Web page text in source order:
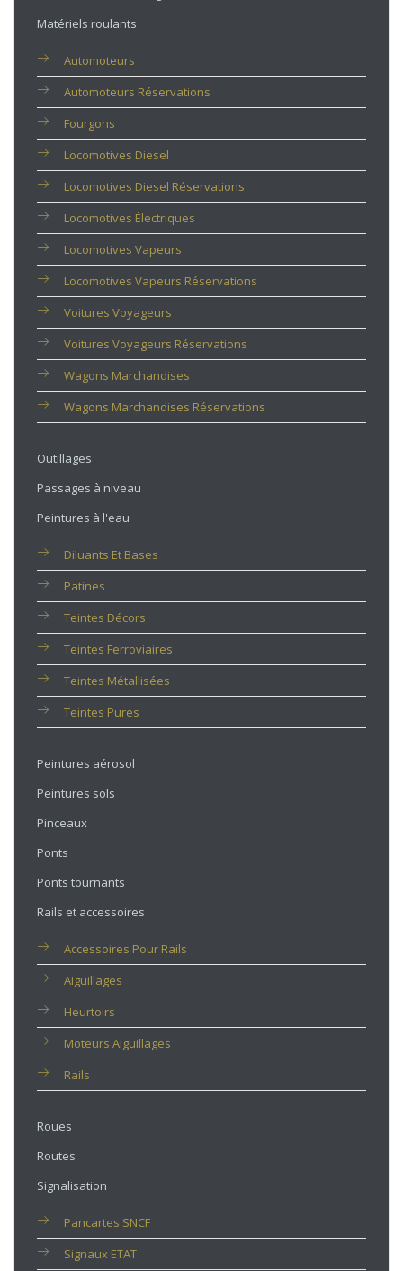
Matériels roulants
Automoteurs
Automoteurs Réservations
Fourgons
Locomotives Diesel
Locomotives Diesel Réservations
Locomotives Électriques
Locomotives Vapeurs
Locomotives Vapeurs Réservations
Voitures Voyageurs
Voitures Voyageurs Réservations
Wagons Marchandises
Wagons Marchandises Réservations
Outillages
Passages à niveau
Peintures à l'eau
Diluants Et Bases
Patines
Teintes Décors
Teintes Ferroviaires
Teintes Métallisées
Teintes Pures
Peintures aérosol
Peintures sols
Pinceaux
Ponts
Ponts tournants
Rails et accessoires
Accessoires Pour Rails
Aiguillages
Heurtoirs
Moteurs Aiguillages
Rails
Roues
Routes
Signalisation
Pancartes SNCF
Signaux ETAT